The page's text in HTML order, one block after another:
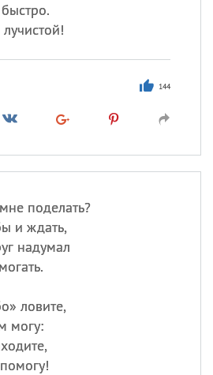
144
поделать?
и ждать,
надумал
ловите,
могу:
Сегодня празднуют именины
Анатолий, Афанасий,Борис
Кристина